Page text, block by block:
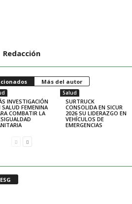
Redacción
Más del autor
INVESTIGACIÓN
SALUD FEMENINA
COMBATIR LA
Salud
SURTRUCK
CONSOLIDA EN SICUR
2026 SU LIDERAZGO EN
VEHÍCULOS DE
EMERGENCIAS